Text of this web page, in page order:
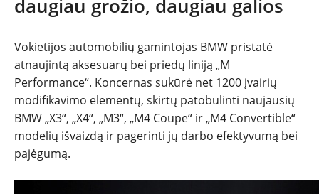
NAUJIENOS
daugiau grožio, daugiau galios
Vokietijos automobilių gamintojas BMW pristatė
atnaujintą aksesuarų bei priedų liniją „M
Performance“. Koncernas sukūrė net 1200 įvairių
modifikavimo elementų, skirtų patobulinti naujausių
BMW „X3“, „X4“, „M3“, „M4 Coupe“ ir „M4 Convertible“
modelių išvaizdą ir pagerinti jų darbo efektyvumą bei
pajėgumą.